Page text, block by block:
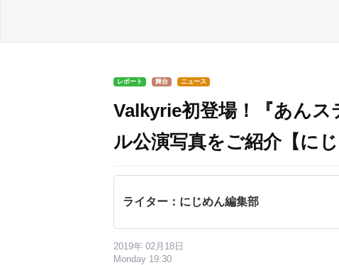
レポート 舞台 ニュース
Valkyrie初登場！『あん
ル公演写真をご紹介【に
ライター：にじめん編集部
2019年 02月18日
Monday 19:30